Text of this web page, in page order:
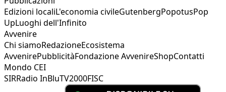
Edizioni localiL'economia civileGutenbergPopotusPop
UpLuoghi dell'Infinito
Avvenire
Chi siamoRedazioneEcosistema
AvvenirePubblicitàFondazione AvvenireShopContatti
Mondo CEI
SIRRadio InBluTV2000FISC